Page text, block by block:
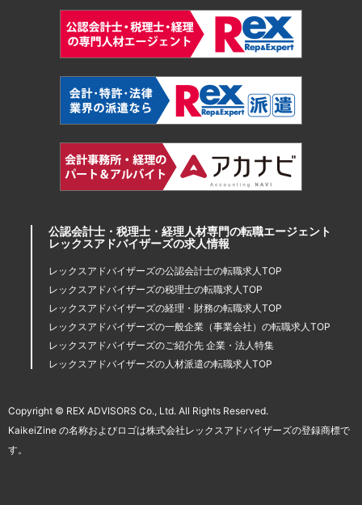
公認会計士・税理士・経理人材専門の転職エージェント
レックスアドバイザーズの求人情報
レックスアドバイザーズの公認会計士の転職求人TOP
レックスアドバイザーズの税理士の転職求人TOP
レックスアドバイザーズの経理・財務の転職求人TOP
レックスアドバイザーズの一般企業（事業会社）の転職求人TOP
レックスアドバイザーズのご紹介先 企業・法人特集
レックスアドバイザーズの人材派遣の転職求人TOP
Copyright © REX ADVISORS Co., Ltd. All Rights Reserved.
KaikeiZine の名称およびロゴは株式会社レックスアドバイザーズの登録商標で
す。